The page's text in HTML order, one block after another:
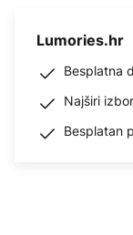
Lumories.hr
Besplatna
Najširi
Besplatan